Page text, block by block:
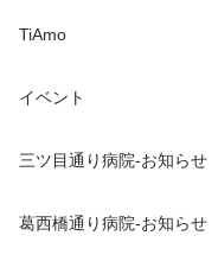
TiAmo
イベント
三ツ目通り病院-お知らせ
葛西橋通り病院-お知らせ